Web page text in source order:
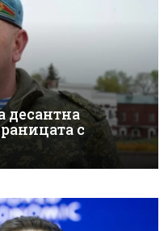
десантна
с